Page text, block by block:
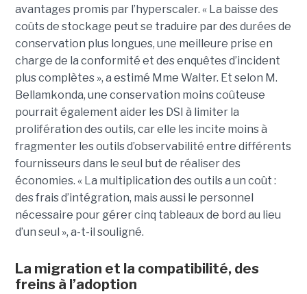
avantages promis par l’hyperscaler. « La baisse des
coûts de stockage peut se traduire par des durées de
conservation plus longues, une meilleure prise en
charge de la conformité et des enquêtes d’incident
plus complètes », a estimé Mme Walter. Et selon M.
Bellamkonda, une conservation moins coûteuse
pourrait également aider les DSI à limiter la
prolifération des outils, car elle les incite moins à
fragmenter les outils d’observabilité entre différents
fournisseurs dans le seul but de réaliser des
économies. « La multiplication des outils a un coût :
des frais d’intégration, mais aussi le personnel
nécessaire pour gérer cinq tableaux de bord au lieu
d’un seul », a-t-il souligné.
La migration et la compatibilité, des
freins à l’adoption